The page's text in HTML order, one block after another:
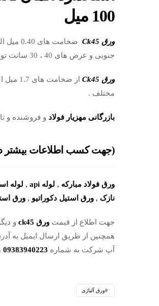
100 میل
ورق Ck45
جنوبی و عرض های 40 ، 30 سانت تولید Isar کشور هندوستان موجود در انبار تهران .
ورق Ck45
مختلف .
بازرگانی مهزیار فولاد و فروشنده و
(جهت کسب اطلاعات بیشتر در
ورق فولاد مبارکه , لوله api , لوله
نازک , ورق استیل دکوراتیو , ورق
جهت اطلاع از قیمت ورق ck45
و
همچنین از طریق ارسال ایمیل به
آپ شرکت به شماره 09383940223
ورق آلیاژی